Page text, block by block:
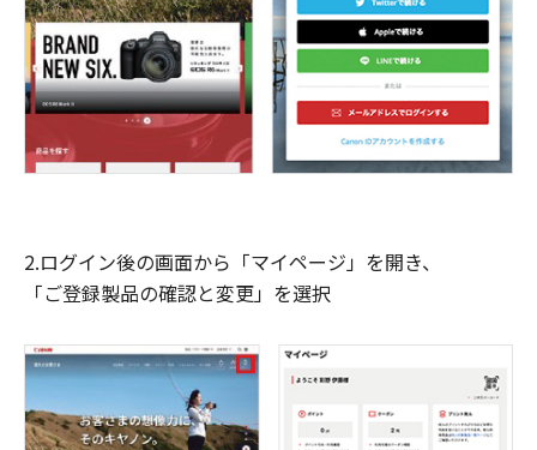
2.ログイン後の画面から「マイページ」を開き、
「ご登録製品の確認と変更」を選択